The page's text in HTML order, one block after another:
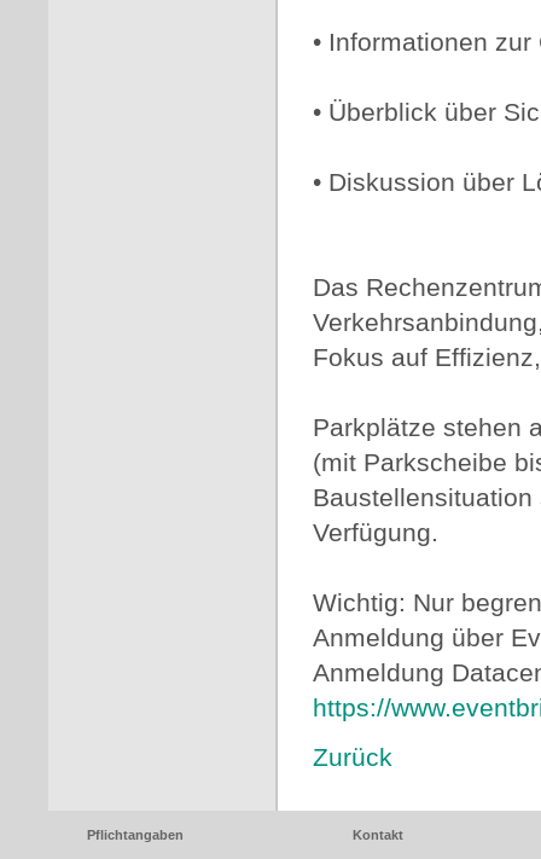
• Informationen
• Überblick über
• Diskussion über
Das
Fokus auf
Parkplätze stehen
(mit Parkscheibe
Verfügung.
Wichtig: Nur
Anmeldung über
Anmeldung
https://
Zurück
Pflichtangaben Kontakt